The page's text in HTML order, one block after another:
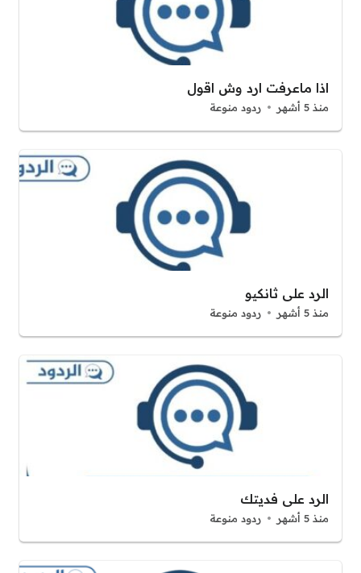
اذا ماعرفت ارد وش اقول
منذ 5 أشهر ردود منوعة
الرد على ثانكيو
منذ 5 أشهر ردود منوعة
الرد على فديتك
منذ 5 أشهر ردود منوعة